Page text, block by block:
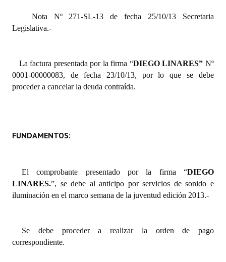
Dictámenes Asesoría Letrada
Informes de Unidad Coordinadora
Ejecución Presupuestaria
NORMATIVA
Declaraciones
Resoluciones
INSTITUCIONAL
Nota Nº 271-SL-13 de fecha 25/10/13 Secretaria
Legislativa.-
La factura presentada por la firma “DIEGO LINARES”Nº
0001-00000083, de fecha 23/10/13, por lo que se debe
proceder a cancelar la deuda contraída.
FUNDAMENTOS:
El comprobante presentado por la firma “DIEGO
LINARES.”, se debe al anticipo por servicios de sonido e
iluminación en el marco semana de la juventud edición 2013.-
Se debe proceder a realizar la orden de pago
correspondiente.